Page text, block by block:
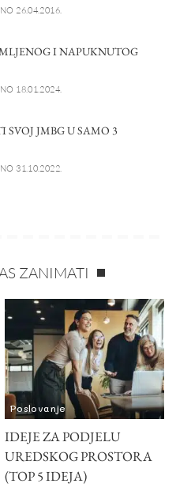
26.04.2016.
I NAPUKNUTOG
18.01.2024.
SVOJ JMBG U SAMO 3
31.10.2022.
ZANIMATI
Poslovanje
IDEJE ZA PODJELU
UREDSKOG PROSTORA
(TOP 5 IDEJA)